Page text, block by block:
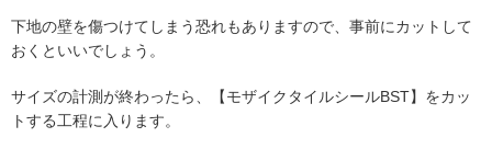
下地の壁を傷つけてしまう恐れもありますので、事前にカットして
おくといいでしょう。
サイズの計測が終わったら、【モザイクタイルシールBST】をカッ
トする工程に入ります。